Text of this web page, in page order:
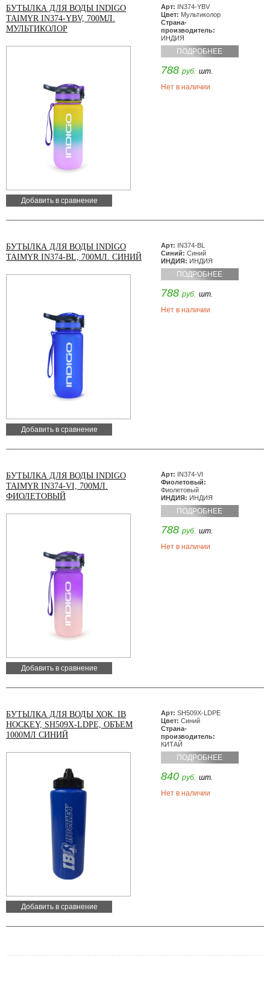
БУТЫЛКА ДЛЯ ВОДЫ INDIGO
TAIMYR IN374-YBV, 700МЛ.
МУЛЬТИКОЛОР
Добавить в сравнение
Арт: IN374-YBV
Цвет: Мультиколор
Страна-
производитель:
ИНДИЯ
ПОДРОБНЕЕ
788 руб. шт.
Нет в наличии
БУТЫЛКА ДЛЯ ВОДЫ INDIGO
TAIMYR IN374-BL, 700МЛ. СИНИЙ
Добавить в сравнение
Арт: IN374-BL
Синий: Синий
ИНДИЯ: ИНДИЯ
ПОДРОБНЕЕ
788 руб. шт.
Нет в наличии
БУТЫЛКА ДЛЯ ВОДЫ INDIGO
TAIMYR IN374-VI, 700МЛ.
ФИОЛЕТОВЫЙ
Добавить в сравнение
Арт: IN374-VI
Фиолетовый:
Фиолетовый
ИНДИЯ: ИНДИЯ
ПОДРОБНЕЕ
788 руб. шт.
Нет в наличии
БУТЫЛКА ДЛЯ ВОДЫ ХОК. IB
HOCKEY, SH509X-LDPE, ОБЪЕМ
1000МЛ СИНИЙ
Добавить в сравнение
Арт: SH509X-LDPE
Цвет: Синий
Страна-
производитель:
КИТАЙ
ПОДРОБНЕЕ
840 руб. шт.
Нет в наличии